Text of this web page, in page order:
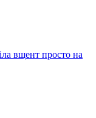
вщент просто на